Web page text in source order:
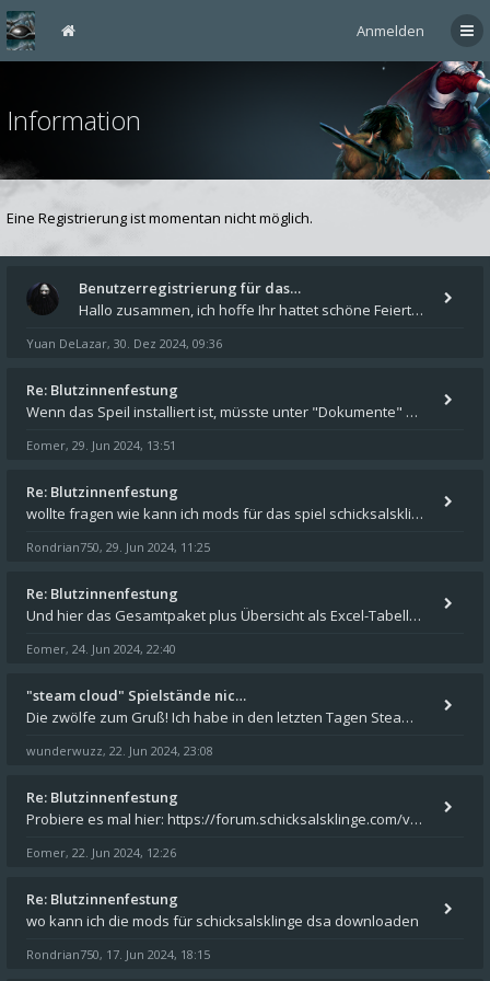
Anmelden
Information
Eine Registrierung ist momentan nicht möglich.
Benutzerregistrierung für das…
Hallo zusammen, ich hoffe Ihr hattet schöne Feiertage und kommt auch gut ins neue Jahr. Ich schreibe hier kurz zur Infor
Yuan DeLazar, 30. Dez 2024, 09:36
Re: Blutzinnenfestung
Wenn das Speil installiert ist, müsste unter "Dokumente" auf Deinem Rechner ein Verzeichnis "blade of destiny" sein. Dar
Eomer, 29. Jun 2024, 13:51
Re: Blutzinnenfestung
wollte fragen wie kann ich mods für das spiel schicksalsklinge in das spieleverzeichnis kopieren und in welches
Rondrian750, 29. Jun 2024, 11:25
Re: Blutzinnenfestung
Und hier das Gesamtpaket plus Übersicht als Excel-Tabelle: https://forum.schicksalsklinge.com/viewtopic.php?f=239&t=156
Eomer, 24. Jun 2024, 22:40
"steam cloud" Spielstände nic…
Die zwölfe zum Gruß! Ich habe in den letzten Tagen Steam auf meinem Desktop PC mit Windows 11 installiert und über Steam
wunderwuzz, 22. Jun 2024, 23:08
Re: Blutzinnenfestung
Probiere es mal hier: https://forum.schicksalsklinge.com/viewtopic.php?f=239&t=15661
Eomer, 22. Jun 2024, 12:26
Re: Blutzinnenfestung
wo kann ich die mods für schicksalsklinge dsa downloaden
Rondrian750, 17. Jun 2024, 18:15